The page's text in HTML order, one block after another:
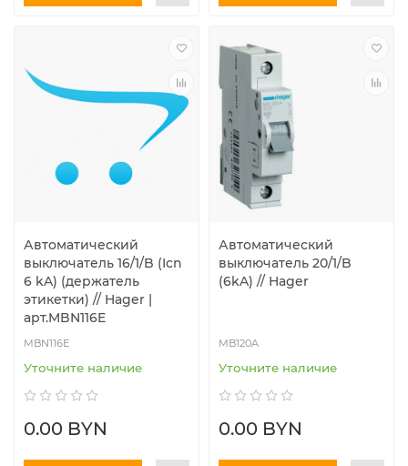
Автоматический
выключатель 16/1/B (Icn
6 kA) (держатель
этикетки) // Hager |
арт.MBN116E
MBN116E
Уточните наличие
0.00 BYN
Автоматический
выключатель 20/1/B
(6kA) // Hager
MB120A
Уточните наличие
0.00 BYN